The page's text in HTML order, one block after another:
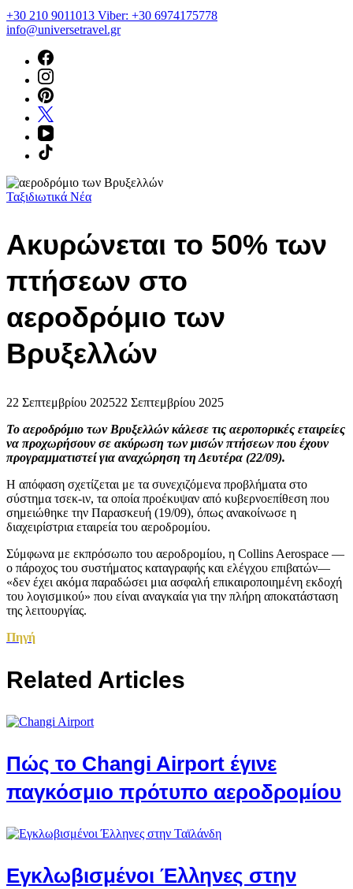
+30 210 9011013 Viber: +30 6974175778
info@universetravel.gr
Ταξιδιωτικά Νέα
Ακυρώνεται το 50% των
πτήσεων στο
αεροδρόμιο των
Βρυξελλών
22 Σεπτεμβρίου 202522 Σεπτεμβρίου 2025
Το αεροδρόμιο των Βρυξελλών κάλεσε τις αεροπορικές εταιρείες
να προχωρήσουν σε ακύρωση των μισών πτήσεων που έχουν
προγραμματιστεί για αναχώρηση τη Δευτέρα (22/09).
Η απόφαση σχετίζεται με τα συνεχιζόμενα προβλήματα στο
σύστημα τσεκ-ιν, τα οποία προέκυψαν από κυβερνοεπίθεση που
σημειώθηκε την Παρασκευή (19/09), όπως ανακοίνωσε η
διαχειρίστρια εταιρεία του αεροδρομίου.
Σύμφωνα με εκπρόσωπο του αεροδρομίου, η Collins Aerospace —
ο πάροχος του συστήματος καταγραφής και ελέγχου επιβατών—
«δεν έχει ακόμα παραδώσει μια ασφαλή επικαιροποιημένη εκδοχή
του λογισμικού» που είναι αναγκαία για την πλήρη αποκατάσταση
της λειτουργίας.
Πηγή
Related Articles
Πώς το Changi Airport έγινε
παγκόσμιο πρότυπο αεροδρομίου
Εγκλωβισμένοι Έλληνες στην